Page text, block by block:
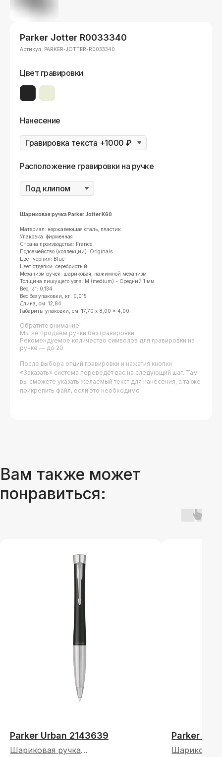
Parker Jotter R0033340
Артикул: PARKER-JOTTER-R0033340
Цвет гравировки
Нанесение
Расположение гравировки на ручке
Шариковая ручка Parker Jotter K60
Материал: нержавеющая сталь, пластик
Упаковка: фирменная
Страна производства: France
Подсемейство (коллекции): Originals
Цвет чернил: Blue
Цвет отделки: серебристый
Механизм ручек: шариковая, нажимной механизм
Толщина пишущего узла: М (medium) - Средний 1 мм
Вес, кг: 0,134
Вес без упаковки, кг: 0,015
Длина, см: 12,84
Габариты упаковки, см: 17,70 x 8,00 x 4,00
Обратите внимание!
Мы не продаем ручки без гравировки
Рекомендуемое количество символов для гравировки на
ручке — до 20
После выбора опций гравировки и нажатия кнопки
«Заказать» система переведёт вас на следующий шаг. Там
вы сможете указать желаемый текст для нанесения, а также
прикрепить файл, если это необходимо
Вам также может
понравиться:
Parker Urban 2143639
Шариковая ручка
Parker
Шариковая
Таблички
Каталог